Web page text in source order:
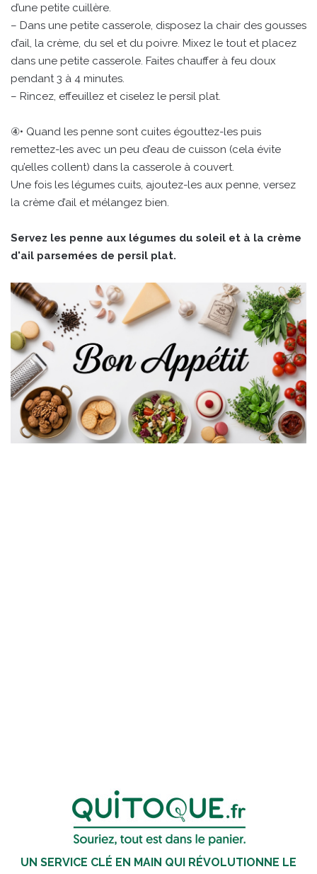
d’une petite cuillère.
– Dans une petite casserole, disposez la chair des gousses
d’ail, la crème, du sel et du poivre. Mixez le tout et placez
dans une petite casserole. Faites chauffer à feu doux
pendant 3 à 4 minutes.
– Rincez, effeuillez et ciselez le persil plat.
④• Quand les penne sont cuites égouttez-les puis
remettez-les avec un peu d’eau de cuisson (cela évite
qu’elles collent) dans la casserole à couvert.
Une fois les légumes cuits, ajoutez-les aux penne, versez
la crème d’ail et mélangez bien.
Servez les penne aux légumes du soleil et à la crème
d'ail parsemées de persil plat.
UN SERVICE CLÉ EN MAIN QUI RÉVOLUTIONNE LE